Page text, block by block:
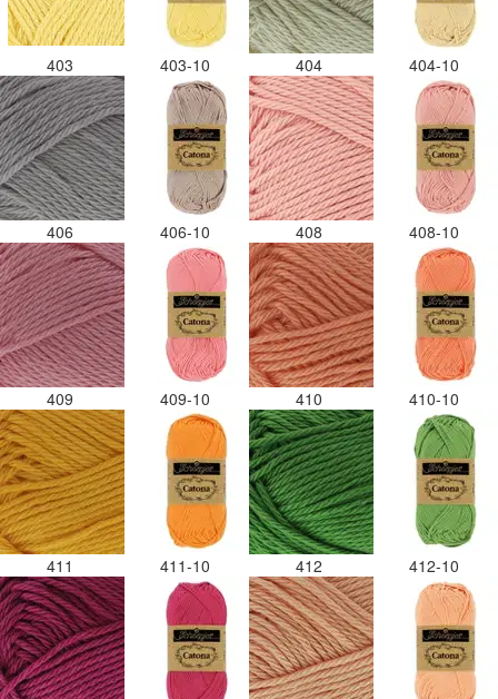
403 403-10 404 404-10
406 406-10 408 408-10
409 409-10 410 410-10
411 411-10 412 412-10